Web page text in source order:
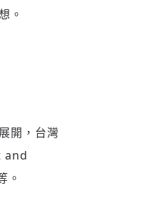
。
開，台灣
and
。